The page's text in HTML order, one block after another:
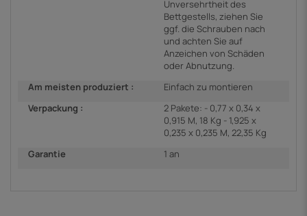
Unversehrtheit des
Bettgestells, ziehen Sie
ggf. die Schrauben nach
und achten Sie auf
Anzeichen von Schäden
oder Abnutzung.
Am meisten produziert :
Einfach zu montieren
Verpackung :
2 Pakete: - 0,77 x 0,34 x
0,915 M, 18 Kg - 1,925 x
0,235 x 0,235 M, 22,35 Kg
Garantie
1 an